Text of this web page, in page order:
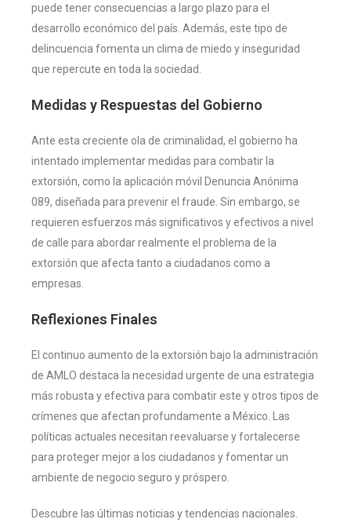
puede tener consecuencias a largo plazo para el
desarrollo económico del país. Además, este tipo de
delincuencia fomenta un clima de miedo y inseguridad
que repercute en toda la sociedad​.
Medidas y Respuestas del Gobierno
Ante esta creciente ola de criminalidad, el gobierno ha
intentado implementar medidas para combatir la
extorsión, como la aplicación móvil Denuncia Anónima
089, diseñada para prevenir el fraude. Sin embargo, se
requieren esfuerzos más significativos y efectivos a nivel
de calle para abordar realmente el problema de la
extorsión que afecta tanto a ciudadanos como a
empresas​.
Reflexiones Finales
El continuo aumento de la extorsión bajo la administración
de AMLO destaca la necesidad urgente de una estrategia
más robusta y efectiva para combatir este y otros tipos de
crímenes que afectan profundamente a México. Las
políticas actuales necesitan reevaluarse y fortalecerse
para proteger mejor a los ciudadanos y fomentar un
ambiente de negocio seguro y próspero.
Descubre las últimas noticias y tendencias nacionales.